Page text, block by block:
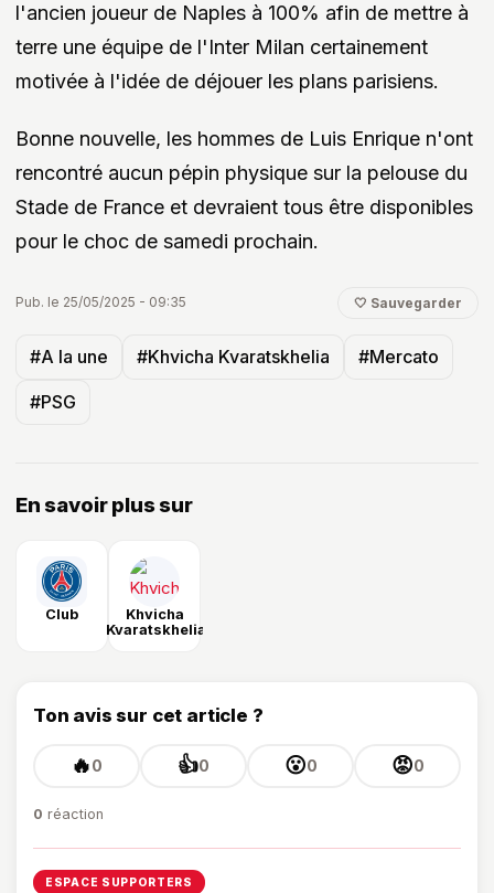
l'ancien joueur de Naples à 100% afin de mettre à
terre une équipe de l'Inter Milan certainement
motivée à l'idée de déjouer les plans parisiens.
Bonne nouvelle, les hommes de Luis Enrique n'ont
rencontré aucun pépin physique sur la pelouse du
Stade de France et devraient tous être disponibles
pour le choc de samedi prochain.
Pub. le 25/05/2025 - 09:35 🤍 Sauvegarder
#A la une #Khvicha Kvaratskhelia #Mercato
#PSG
En savoir plus sur
Club
Khvicha
Kvaratskhelia
Ton avis sur cet article ?
🔥0 👍0 😮0 😡0
0 réaction
ESPACE SUPPORTERS